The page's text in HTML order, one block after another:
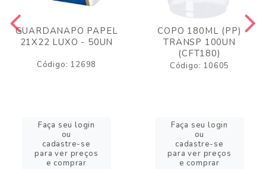
GUARDANAPO PAPEL
21X22 LUXO - 50UN
Código: 12698
Faça seu login
ou
cadastre-se
para ver preços
e comprar
COPO 180ML (PP)
TRANSP 100UN
(CFT180)
Código: 10605
Faça seu login
ou
cadastre-se
para ver preços
e comprar